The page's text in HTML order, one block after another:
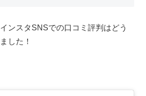
ンスタSNSでの口コミ評判はどう
した！